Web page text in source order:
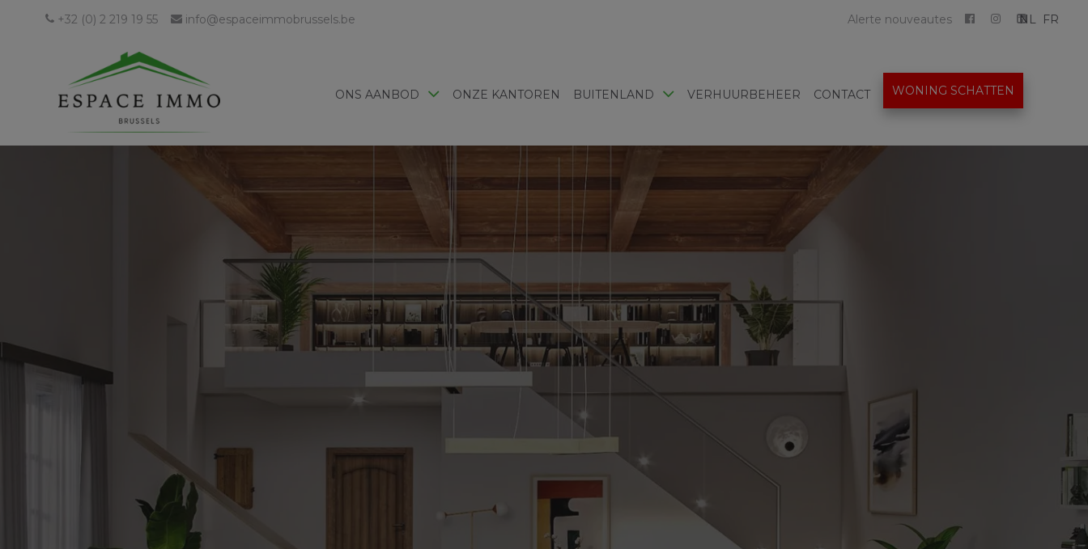
+32 (0) 2 219 19 55 info@espaceimmobrussels.be Alerte nouveautes NL FR
ONS AANBOD ONZE KANTOREN BUITENLAND VERHUURBEHEER CONTACT WONING SCHATTEN